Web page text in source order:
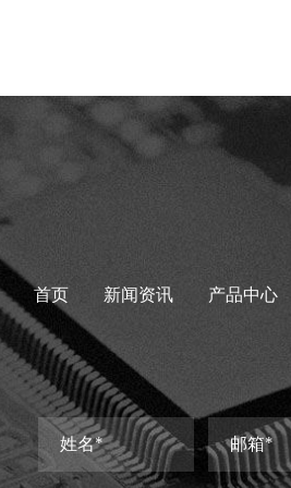
首页 新闻资讯 产品中心